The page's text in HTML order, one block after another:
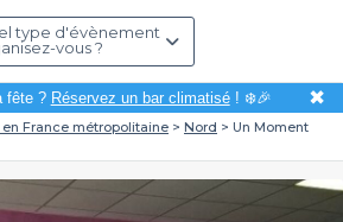
type d'évènement
vous ?
fête ? Réservez un bar climatisé! ❄️🎉 ✖
France métropolitaine Nord
Un Moment